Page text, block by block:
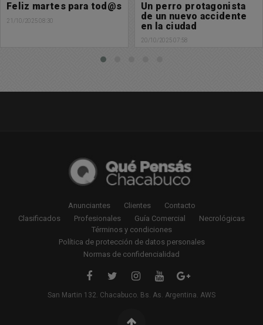
Un perro protagonista
de un nuevo accidente
en la ciudad
Un niño de 11 años
sufrió graves heridas al
caer al vacío tras subir a
un techo por una pelota
19/10/2025 21:29
Anunciantes Clientes
Contacto
Clasificados
Profesionales Guía Comercial
Necrológicas
Términos y condiciones
Política de protección de datos personales
Normas de confidencialidad
San Martin 132. Chacabuco. Bs. As. Argentina. AWS